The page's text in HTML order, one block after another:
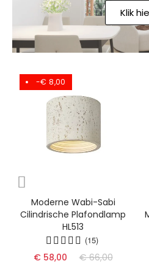
Klik
-€ 8,00
Moderne Wabi-Sabi
Cilindrische Plafondlamp
HL513
(15)
€ 58,00 € 66,00